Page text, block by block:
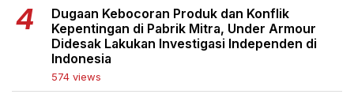
Dugaan Kebocoran Produk dan Konflik
Kepentingan di Pabrik Mitra, Under Armour
Didesak Lakukan Investigasi Independen di
Indonesia
574 views